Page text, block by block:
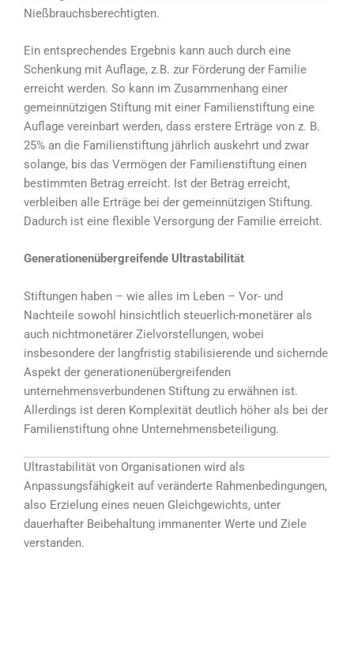
Nießbrauchsberechtigten.
Ein entsprechendes Ergebnis kann auch durch eine
Schenkung mit Auflage, z.B. zur Förderung der Familie
erreicht werden. So kann im Zusammenhang einer
gemeinnützigen Stiftung mit einer Familienstiftung eine
Auflage vereinbart werden, dass erstere Erträge von z. B.
25% an die Familienstiftung jährlich auskehrt und zwar
solange, bis das Vermögen der Familienstiftung einen
bestimmten Betrag erreicht. Ist der Betrag erreicht,
verbleiben alle Erträge bei der gemeinnützigen Stiftung.
Dadurch ist eine flexible Versorgung der Familie erreicht.
Generationenübergreifende Ultrastabilität
Stiftungen haben – wie alles im Leben – Vor- und
Nachteile sowohl hinsichtlich steuerlich-monetärer als
auch nichtmonetärer Zielvorstellungen, wobei
insbesondere der langfristig stabilisierende und sichernde
Aspekt der generationenübergreifenden
unternehmensverbundenen Stiftung zu erwähnen ist.
Allerdings ist deren Komplexität deutlich höher als bei der
Familienstiftung ohne Unternehmensbeteiligung.
Ultrastabilität von Organisationen wird als
Anpassungsfähigkeit auf veränderte Rahmenbedingungen,
also Erzielung eines neuen Gleichgewichts, unter
dauerhafter Beibehaltung immanenter Werte und Ziele
verstanden.